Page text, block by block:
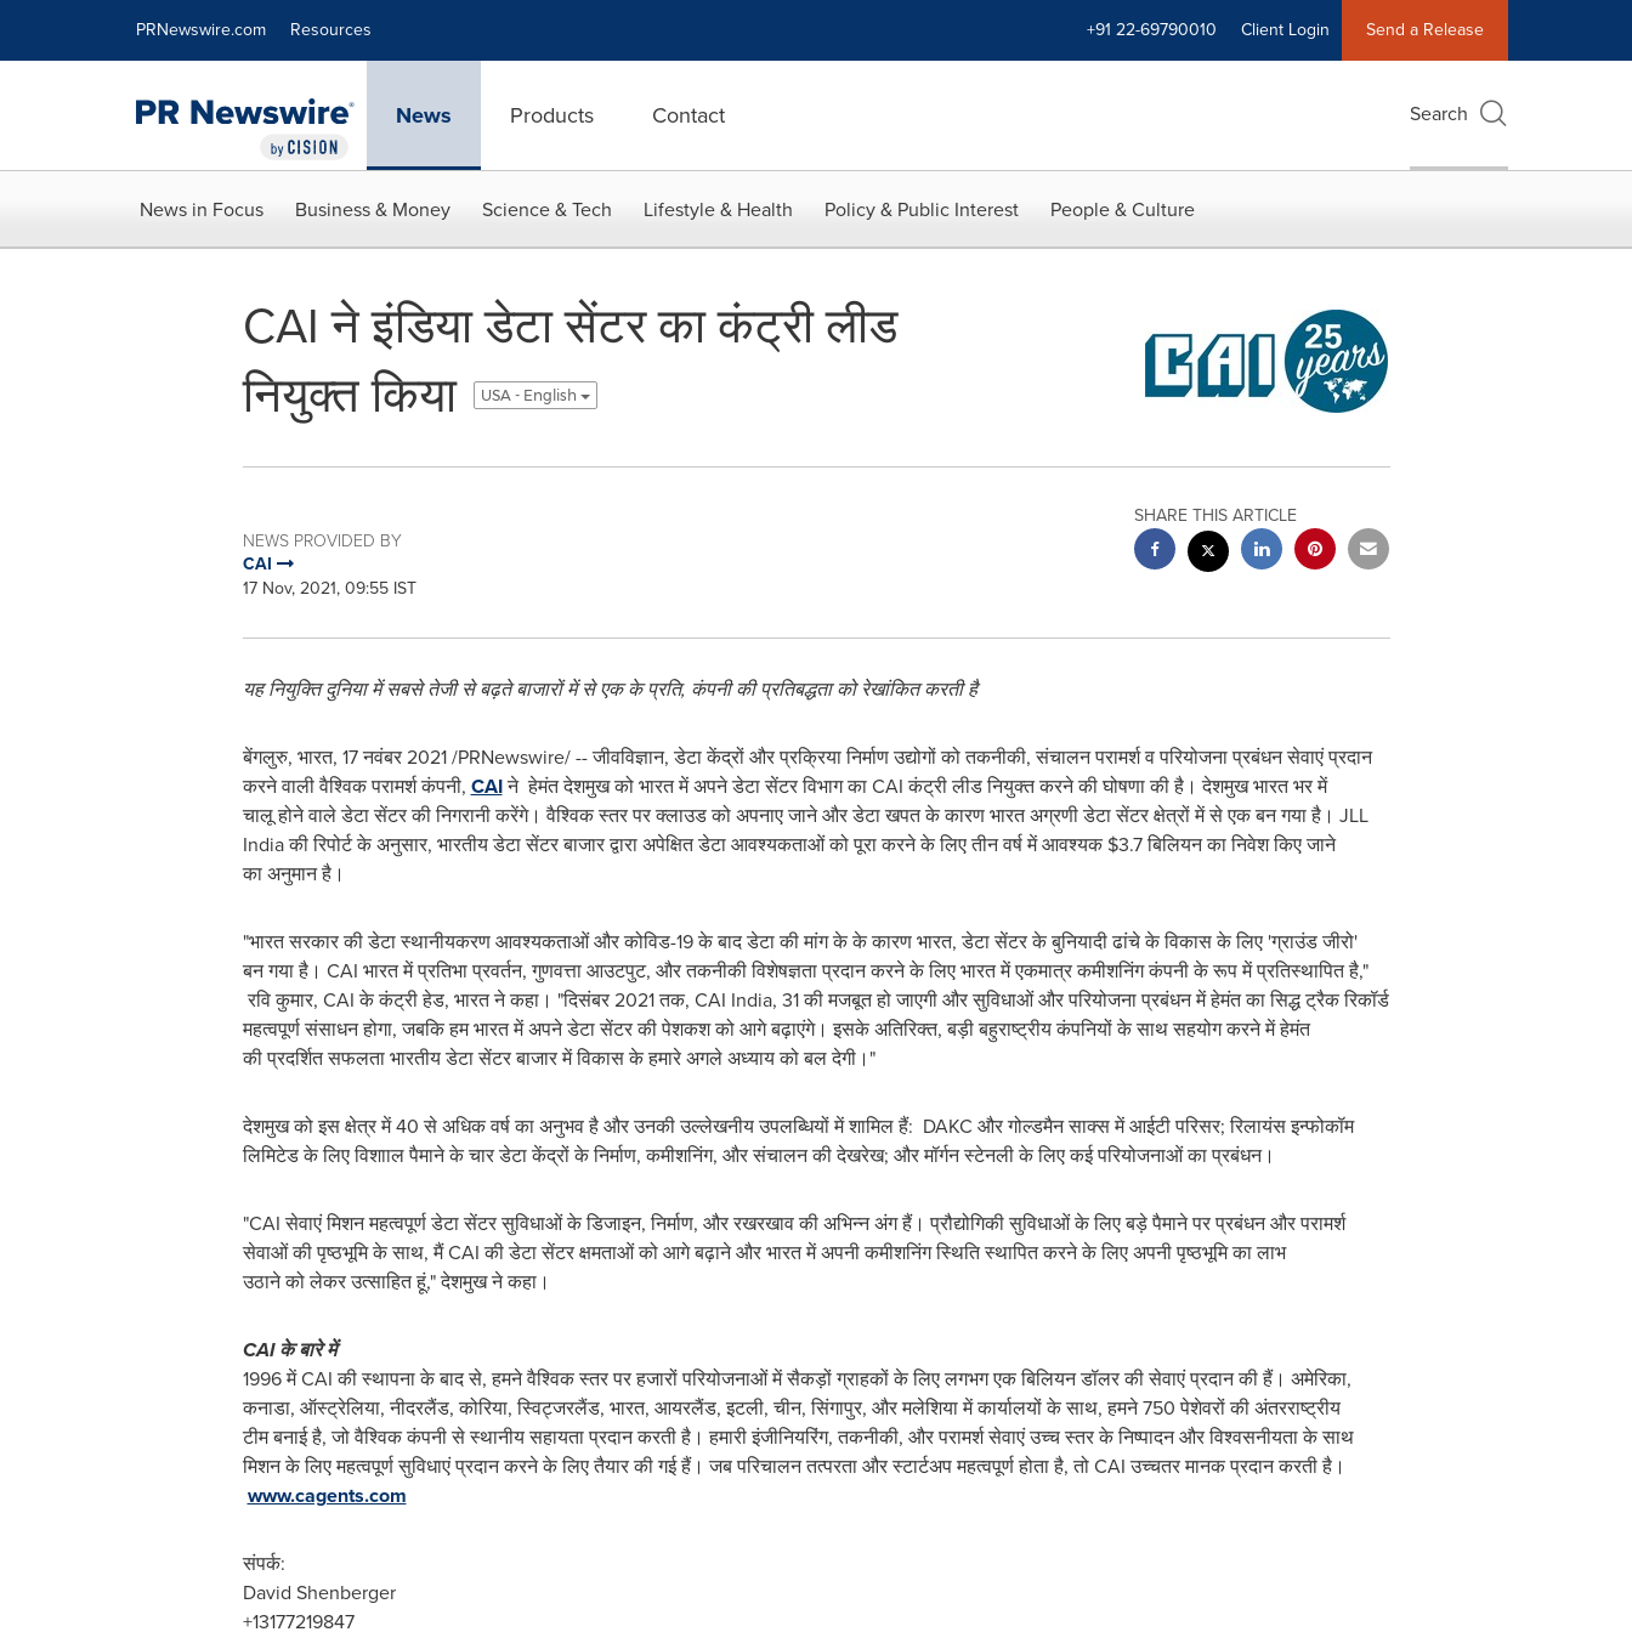
PRNewswire.com Resources +91 22-69790010 Client Login Send a Release
News Products Contact Search
News in Focus Business & Money Science & Tech Lifestyle & Health Policy & Public Interest People & Culture
CAI ने इंडिया डेटा सेंटर का कंट्री लीड
नियुक्त किया
USA - English
NEWS PROVIDED BY
CAI
17 Nov, 2021, 09:55 IST
SHARE THIS ARTICLE
यह नियुक्ति दुनिया में सबसे तेजी से बढ़ते बाजारों में से एक के प्रति, कंपनी की प्रतिबद्धता को रेखांकित करती है
बेंगलुरु, भारत, 17 नवंबर 2021/PRNewswire/ -- जीवविज्ञान, डेटा केंद्रों और प्रक्रिया निर्माण उद्योगों को तकनीकी, संचालन परामर्श व परियोजना प्रबंधन सेवाएं प्रदान
करने वाली वैश्विक परामर्श कंपनी, CAIने हेमंत देशमुख को भारत में अपने डेटा सेंटर विभाग का CAI कंट्री लीड नियुक्त करने की घोषणा की है। देशमुख भारत भर में
चालू होने वाले डेटा सेंटर की निगरानी करेंगे। वैश्विक स्‍तर पर क्लाउड को अपनाए जाने और डेटा खपत के कारण भारत अग्रणी डेटा सेंटर क्षेत्रों में से एक बन गया है। JLL
India की रिपोर्ट के अनुसार, भारतीय डेटा सेंटर बाजार द्वारा अपेक्षित डेटा आवश्यकताओं को पूरा करने के लिए तीन वर्ष में आवश्यक $3.7बिलियन का निवेश किए जाने
का अनुमान है।
"भारत सरकार की डेटा स्थानीयकरण आवश्यकताओं और कोविड-19 के बाद डेटा की मांग के के कारण भारत, डेटा सेंटर के बुनियादी ढांचे के विकास के लिए 'ग्राउंड जीरो'
बन गया है। CAI भारत में प्रतिभा प्रवर्तन, गुणवत्ता आउटपुट, और तकनीकी विशेषज्ञता प्रदान करने के लिए भारत में एकमात्र कमीशनिंग कंपनी के रूप में प्रतिस्‍थापित है,"
रवि कुमार, CAI के कंट्री हेड, भारत ने कहा। "दिसंबर 2021 तक, CAI India, 31 की मजबूत हो जाएगी और सुविधाओं और परियोजना प्रबंधन में हेमंत का सिद्ध ट्रैक रिकॉर्ड
महत्वपूर्ण संसाधन होगा, जबकि हम भारत में अपने डेटा सेंटर की पेशकश को आगे बढ़ाएंगे। इसके अतिरिक्त, बड़ी बहुराष्ट्रीय कंपनियों के साथ सहयोग करने में हेमंत
की प्रदर्शित सफलता भारतीय डेटा सेंटर बाजार में विकास के हमारे अगले अध्याय को बल देगी।"
देशमुख को इस क्षेत्र में 40 से अधिक वर्ष का अनुभव है और उनकी उल्लेखनीय उपलब्धियों में शामिल हैं: DAKC और गोल्डमैन साक्स में आईटी परिसर; रिलायंस इन्फोकॉम
लिमिटेड के लिए विशााल पैमाने के चार डेटा केंद्रों के निर्माण, कमीशनिंग, और संचालन की देखरेख; और मॉर्गन स्टेनली के लिए कई परियोजनाओं का प्रबंधन।
"CAI सेवाएं मिशन महत्वपूर्ण डेटा सेंटर सुविधाओं के डिजाइन, निर्माण, और रखरखाव की अभिन्न अंग हैं। प्रौद्योगिकी सुविधाओं के लिए बड़े पैमाने पर प्रबंधन और परामर्श
सेवाओं की पृष्ठभूमि के साथ, मैं CAI की डेटा सेंटर क्षमताओं को आगे बढ़ाने और भारत में अपनी कमीशनिंग स्थिति स्थापित करने के लिए अपनी पृष्ठभूमि का लाभ
उठाने को लेकर उत्साहित हूं," देशमुख ने कहा।
CAIकेबारेमें
1996 में CAI की स्थापना के बाद से, हमने वैश्विक स्तर पर हजारों परियोजनाओं में सैकड़ों ग्राहकों के लिए लगभग एक बिलियन डॉलर की सेवाएं प्रदान की हैं। अमेरिका,
कनाडा, ऑस्ट्रेलिया, नीदरलैंड, कोरिया, स्विट्जरलैंड, भारत, आयरलैंड, इटली, चीन, सिंगापुर, और मलेशिया में कार्यालयों के साथ, हमने 750 पेशेवरों की अंतरराष्ट्रीय
टीम बनाई है, जो वैश्विक कंपनी से स्थानीय सहायता प्रदान करती है। हमारी इंजीनियरिंग, तकनीकी, और परामर्श सेवाएं उच्च स्तर के निष्पादन और विश्वसनीयता के साथ
मिशन के लिए महत्वपूर्ण सुविधाएं प्रदान करने के लिए तैयार की गई हैं। जब परिचालन तत्परता और स्टार्टअप महत्वपूर्ण होता है, तो CAI उच्चतर मानक प्रदान करती है।
www.cagents.com
संपर्क:
David Shenberger
+13177219847